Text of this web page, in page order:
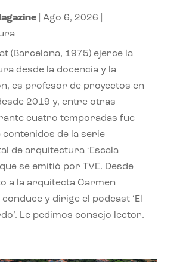
| Ago 6, 2026
(Barcelona, 1975) ejerce la
desde la docencia y la
es profesor de proyectos en
desde 2019 y, entre otras
cuatro temporadas fue
contenidos de la serie
de arquitectura ‘Escala
que se emitió por TVE. Desde
a la arquitecta Carmen
y dirige el podcast ‘El
Le pedimos consejo lector.